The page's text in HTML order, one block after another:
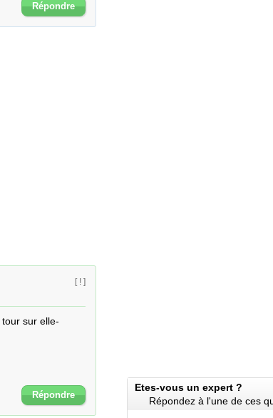
Répondre
[ ! ]
sur elle-
Répondre
Etes-vous un expert ?
Répondez à l'une de ces